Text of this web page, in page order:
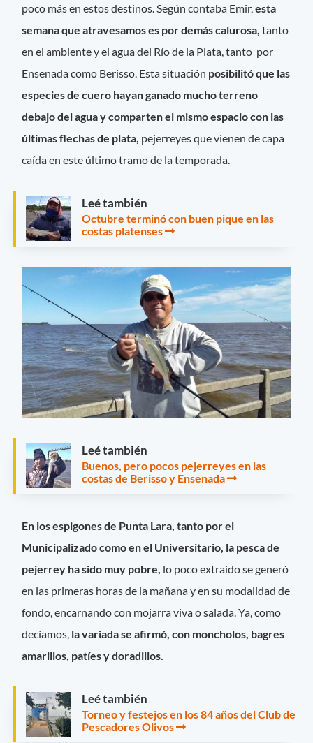
poco más en estos destinos. Según contaba Emir,esta
semana que atravesamos es por demás calurosa,tanto
en el ambiente y el agua del Río de la Plata, tanto por
Ensenada como Berisso. Esta situación posibilitó que las
especies de cuero hayan ganado mucho terreno
debajo del agua y comparten el mismo espacio con las
últimas flechas de plata, pejerreyes que vienen de capa
caída en este último tramo de la temporada.
Leé también
Octubre terminó con buen pique en las
costas platenses
Leé también
Buenos, pero pocos pejerreyes en las
costas de Berisso y Ensenada
En los espigones de Punta Lara, tanto por el
Municipalizado como en el Universitario, la pesca de
pejerrey ha sido muy pobre, lo poco extraído se generó
en las primeras horas de la mañana y en su modalidad de
fondo, encarnando con mojarra viva o salada. Ya, como
decíamos, la variada se afirmó, con moncholos, bagres
amarillos, patíes y doradillos.
Leé también
Torneo y festejos en los 84 años del Club de
Pescadores Olivos